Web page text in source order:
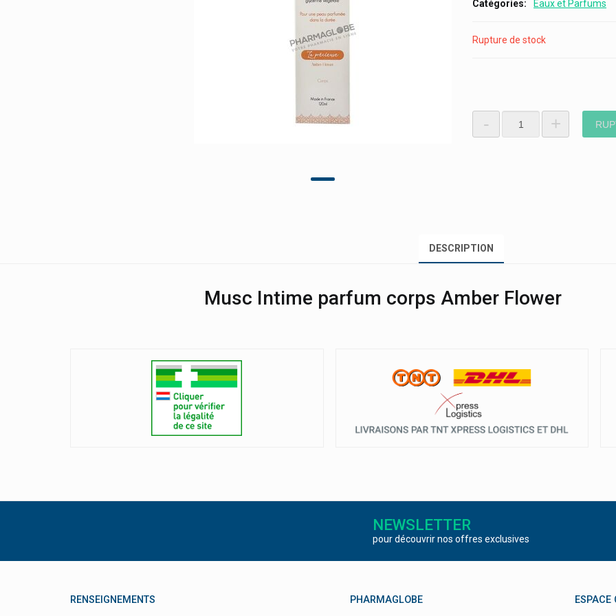
Catégories
Eaux et Parfums
Rupture de stock
- +
DESCRIPTION
Musc Intime parfum corps Amber Flower
NEWSLETTER
pour découvrir nos offres exclusives
RENSEIGNEMENTS PHARMAGLOBE ESPACE